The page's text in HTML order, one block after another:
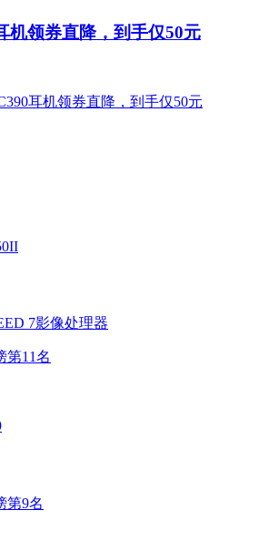
机领券直降，到手仅50元
7影像处理器
第11名
第9名